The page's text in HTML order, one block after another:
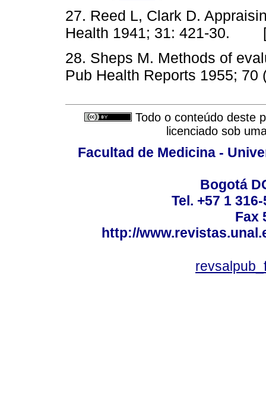
27. Reed L, Clark D.
Health 1941; 31: 421-30.
28. Sheps M. Methods of
Pub Health Reports 1955;
Todo o conteúdo deste
licenciado sob
Facultad de Medicina -
Bogotá
Tel. +57 1
Fax
http://